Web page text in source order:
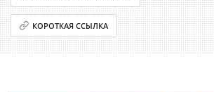
КОРОТКАЯ ССЫЛКА